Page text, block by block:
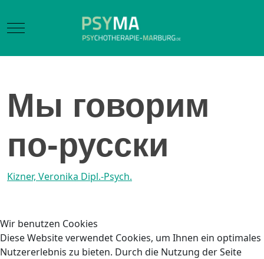
Mobile Menu Toggle
Мы говорим
по-русски
Kizner, Veronika Dipl.-Psych.
Wir benutzen Cookies
Diese Website verwendet Cookies, um Ihnen ein optimales
Nutzererlebnis zu bieten. Durch die Nutzung der Seite